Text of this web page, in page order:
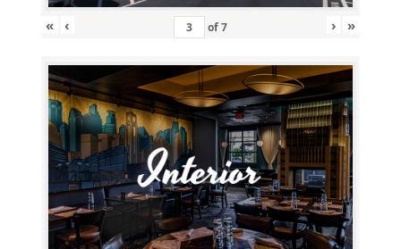
« ‹ of7 › »